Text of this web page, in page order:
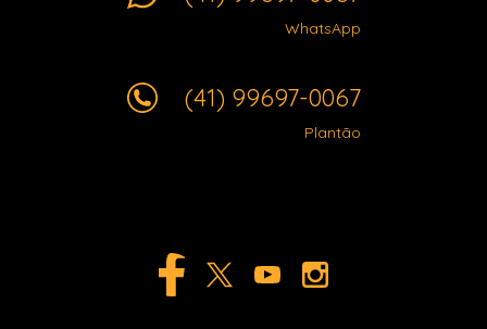
WhatsApp
(41) 99697-0067
Plantão